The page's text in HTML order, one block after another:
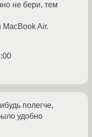
не бери, тем
MacBook Air.
полегче,
удобно